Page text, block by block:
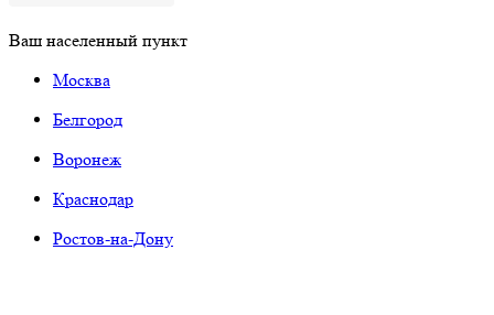
Ваш населенный пункт
Москва
Белгород
Воронеж
Краснодар
Ростов-на-Дону